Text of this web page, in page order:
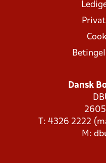
Dansk
T: 4326 2222
M: